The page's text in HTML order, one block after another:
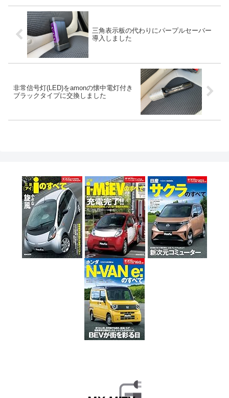
三角表示板の代わりにパープルセーバー
導入しました
非常信号灯(LED)をamonの懐中電灯付き
ブラックタイプに交換しました